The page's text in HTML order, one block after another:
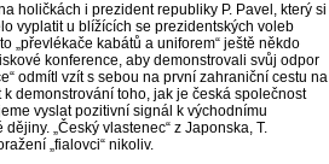
holičkách i prezident republiky P. Pavel, který si
vyplatit u blížících se prezidentských voleb
„převlékače kabátů a uniforem“ ještě někdo
konference, aby demonstrovali svůj odpor
odmítl vzít s sebou na první zahraniční cestu na
demonstrování toho, jak je česká společnost
vyslat pozitivní signál k východnímu
„Český vlastenec“ z Japonska, T.
„fialovci“ nikoliv.